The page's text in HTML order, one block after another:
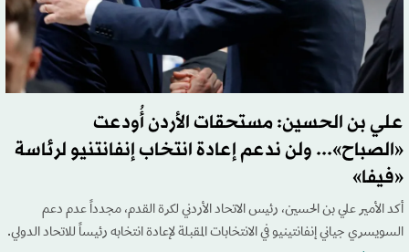
علي بن الحسين: مستحقات الأردن أُودعت
«الصباح»... ولن ندعم إعادة انتخاب إنفانتنيو لرئاسة
«فيفا»
أكد الأمير علي بن الحسين، رئيس الاتحاد الأردني لكرة القدم، مجدداً عدم دعم
السويسري جياني إنفانتينيو في الانتخابات المقبلة لإعادة انتخابه رئيساً للاتحاد الدولي.